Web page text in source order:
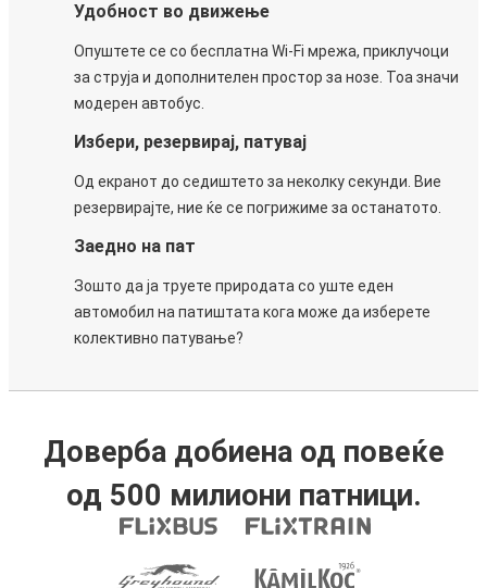
Удобност во движење
Опуштете се со бесплатна Wi-Fi мрежа, приклучоци
за струја и дополнителен простор за нозе. Тоа значи
модерен автобус.
Избери, резервирај, патувај
Од екранот до седиштето за неколку секунди. Вие
резервирајте, ние ќе се погрижиме за останатото.
Заедно на пат
Зошто да ја труете природата со уште еден
автомобил на патиштата кога може да изберете
колективно патување?
Доверба добиена од повеќе
од 500 милиони патници.